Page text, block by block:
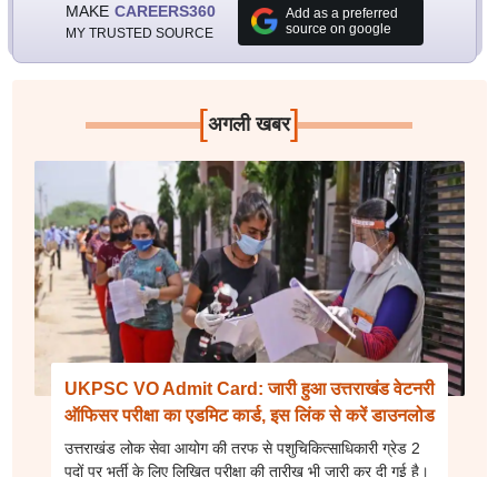
MAKE CAREERS360
MY TRUSTED SOURCE
Add as a preferred
source on google
[अगली खबर]
UKPSC VO Admit Card: जारी हुआ उत्तराखंड वेटनरी
ऑफिसर परीक्षा का एडमिट कार्ड, इस लिंक से करें डाउनलोड
उत्तराखंड लोक सेवा आयोग की तरफ से पशुचिकित्साधिकारी ग्रेड 2
पदों पर भर्ती के लिए लिखित परीक्षा की तारीख भी जारी कर दी गई है।